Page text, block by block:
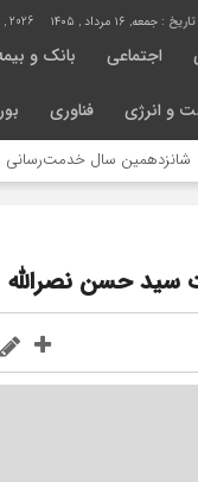
تاریخ : جمعه, ۱۶ مرداد , ۱۴۰۵ 2026
اجتماعی بانک و
و انرژی فناوری
سال خدمت‌رسانی موکب امام
سید حسن نصرالله